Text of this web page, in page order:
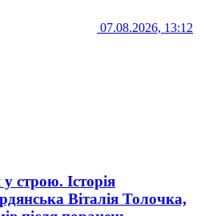
07.08.2026, 13:12
строю. Історія
Віталія Толочка,